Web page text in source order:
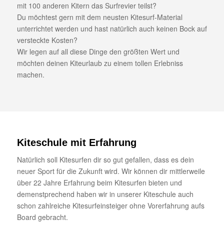
mit 100 anderen Kitern das Surfrevier teilst?
Du möchtest gern mit dem neusten Kitesurf-Material
unterrichtet werden und hast natürlich auch keinen Bock auf
versteckte Kosten?
Wir legen auf all diese Dinge den größten Wert und
möchten deinen Kiteurlaub zu einem tollen Erlebniss
machen.
Kiteschule mit Erfahrung
Natürlich soll Kitesurfen dir so gut gefallen, dass es dein
neuer Sport für die Zukunft wird. Wir können dir mittlerweile
über 22 Jahre Erfahrung beim Kitesurfen bieten und
demenstprechend haben wir in unserer Kiteschule auch
schon zahlreiche Kitesurfeinsteiger ohne Vorerfahrung aufs
Board gebracht.